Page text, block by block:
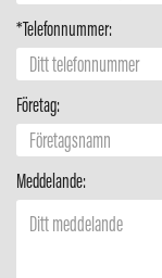
*Telefonnummer:
Företag:
Meddelande: